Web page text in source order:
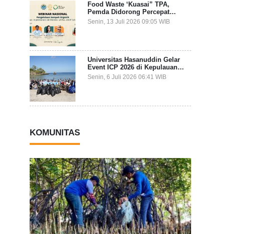
Food Waste ‘Kuasai” TPA,
Pemda Didorong Percepat
Transformasi Pengelolaan
Sampah Organik dari Sumber
Senin, 13 Juli 2026 09:05 WIB
Universitas Hasanuddin Gelar
Event ICP 2026 di Kepulauan
Selayar, Mahasiswa dari 27
Negara Jadi Partisipan
Senin, 6 Juli 2026 06:41 WIB
KOMUNITAS